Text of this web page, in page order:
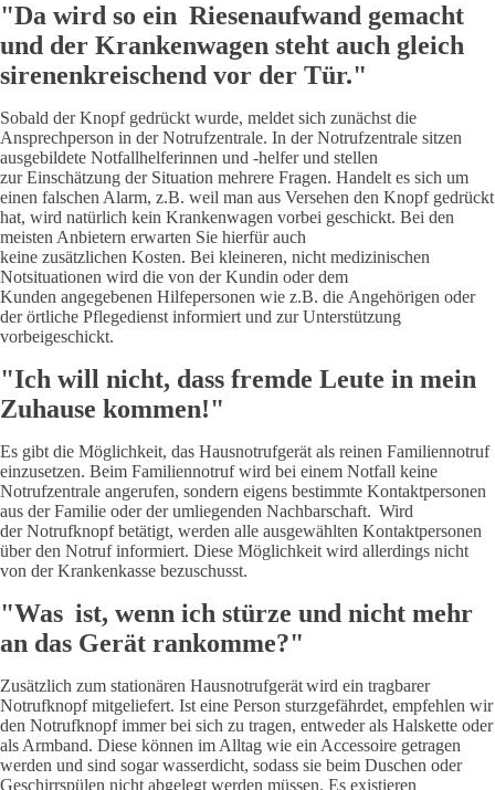
"Da wird so ein Riesenaufwand gemacht
und der Krankenwagen steht auch gleich
sirenenkreischend vor der Tür."
Sobald der Knopf gedrückt wurde, meldet sich zunächst die
Ansprechperson in der Notrufzentrale. In der Notrufzentrale sitzen
ausgebildete Notfallhelferinnen und -helfer und stellen
zur Einschätzung der Situation mehrere Fragen. Handelt es sich um
einen falschen Alarm, z.B. weil man aus Versehen den Knopf gedrückt
hat, wird natürlich kein Krankenwagen vorbei geschickt. Bei den
meisten Anbietern erwarten Sie hierfür auch
keine zusätzlichen Kosten. Bei kleineren, nicht medizinischen
Notsituationen wird die von der Kundin oder dem
Kunden angegebenen Hilfepersonen wie z.B. die Angehörigen oder
der örtliche Pflegedienst informiert und zur Unterstützung
vorbeigeschickt.
"Ich will nicht, dass fremde Leute in mein
Zuhause kommen!"
Es gibt die Möglichkeit, das Hausnotrufgerät als reinen Familiennotruf
einzusetzen. Beim Familiennotruf wird bei einem Notfall keine
Notrufzentrale angerufen, sondern eigens bestimmte Kontaktpersonen
aus der Familie oder der umliegenden Nachbarschaft. Wird
der Notrufknopf betätigt, werden alle ausgewählten Kontaktpersonen
über den Notruf informiert. Diese Möglichkeit wird allerdings nicht
von der Krankenkasse bezuschusst.
"Was ist, wenn ich stürze und nicht mehr
an das Gerät rankomme?"
Zusätzlich zum stationären Hausnotrufgerät wird ein tragbarer
Notrufknopf mitgeliefert. Ist eine Person sturzgefährdet, empfehlen wir
den Notrufknopf immer bei sich zu tragen, entweder als Halskette oder
als Armband. Diese können im Alltag wie ein Accessoire getragen
werden und sind sogar wasserdicht, sodass sie beim Duschen oder
Geschirrspülen nicht abgelegt werden müssen. Es existieren